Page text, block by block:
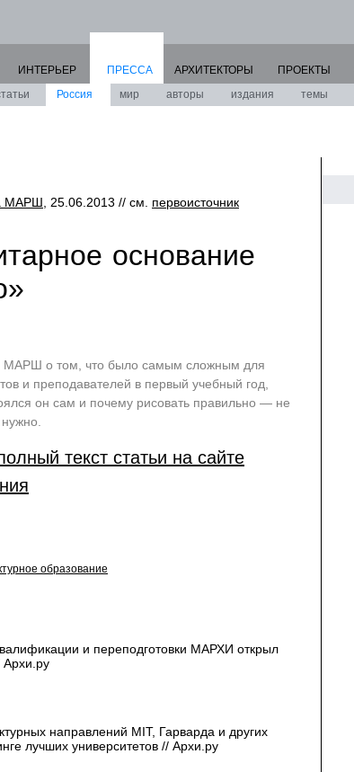
ИНТЕРЬЕР
ПРЕССА
Россия мир авторы издания темы
АРХИТЕКТОРЫ ПРОЕКТЫ
МАРШ , 25.06.2013 // см. первоисточник
основание
МАРШ о том, что было самым сложным для
и преподавателей в первый учебный год,
он сам и почему рисовать правильно — не
текст статьи на сайте
образование
и переподготовки МАРХИ открыл
Архи.ру
направлений MIT, Гарварда и других
лучших университетов // Архи.ру